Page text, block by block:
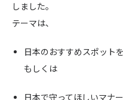
しました。
テーマは、
日本のおすすめスポット
もしくは
日本で守ってほしいマナ